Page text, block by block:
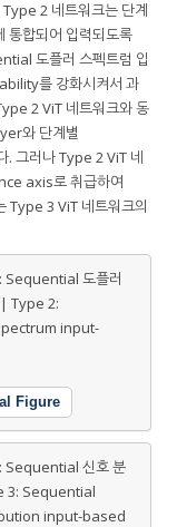
2 네트워크는 단계
합되어 입력되도록
도플러 스펙트럼 입
를 강화시켜서 과
2 ViT 네트워크와 동
와 단계별
그러나 Type 2 ViT 네
axis로 취급하여
Type 3 ViT 네트워크의
Sequential 도플러
| Type 2:
input-
Figure
Sequential 신호 분
3: Sequential
input-based